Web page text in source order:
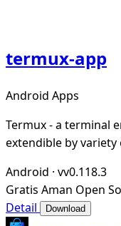
termux-app
Android Apps
Termux - a terminal
extendible by variety
Android · vv0.118.3
Gratis Aman Open
Detail
Download